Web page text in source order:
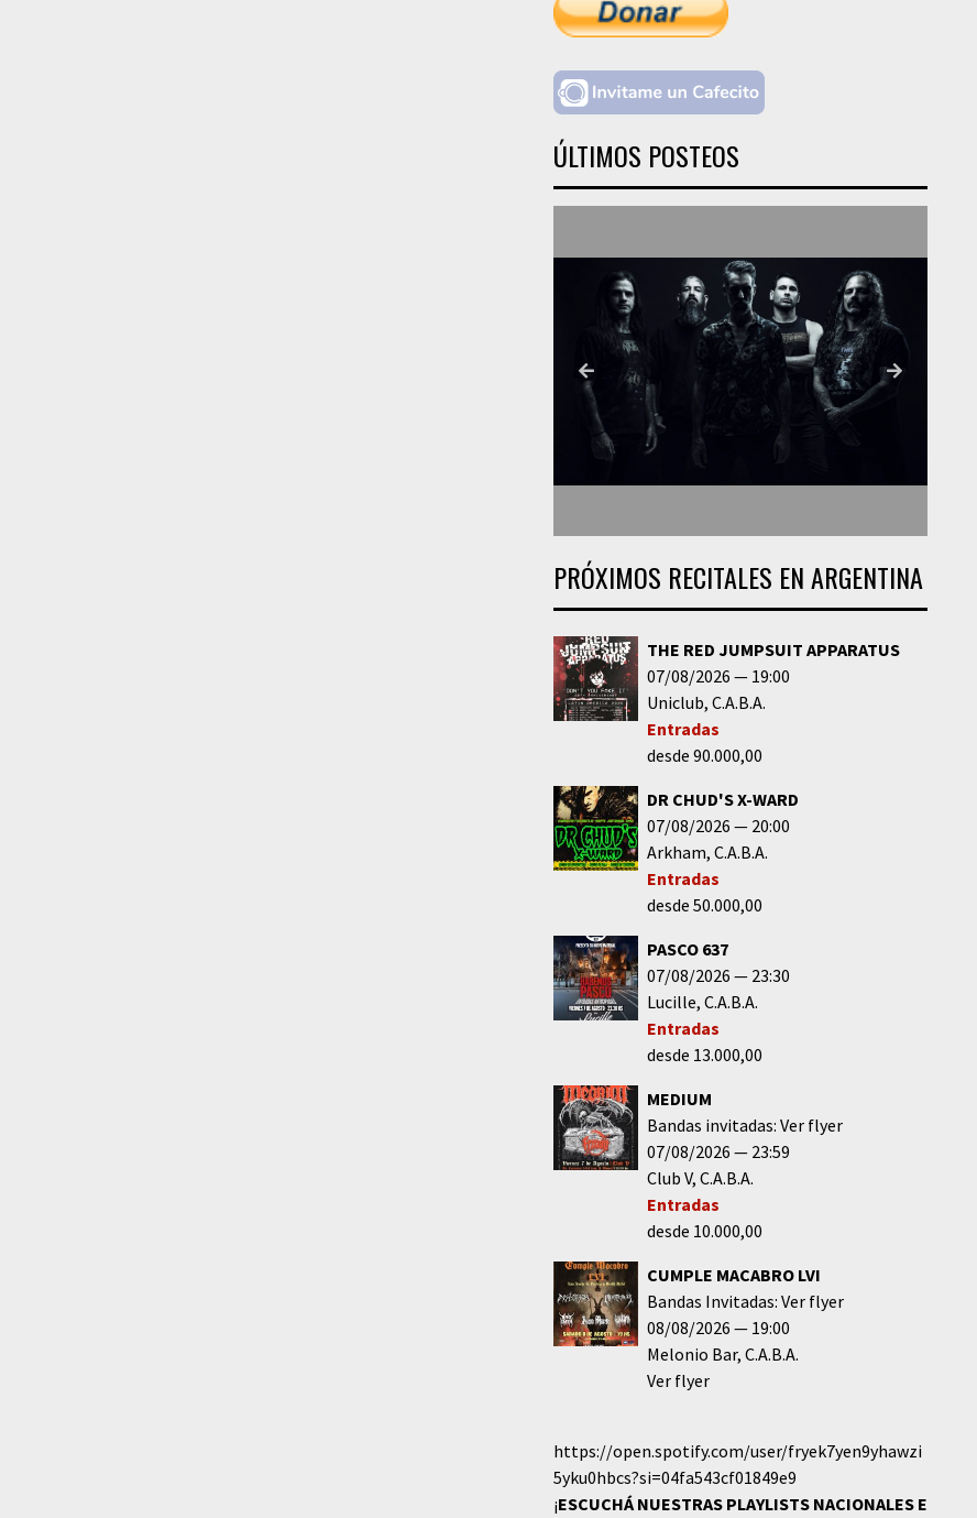
ÚLTIMOS POSTEOS
PRÓXIMOS RECITALES EN ARGENTINA
THE RED JUMPSUIT APPARATUS
07/08/2026
19:00
Uniclub C.A.B.A.
Entradas
desde 90.000,00
DR CHUD'S X-WARD
07/08/2026
20:00
Arkham C.A.B.A.
Entradas
desde 50.000,00
PASCO 637
07/08/2026
23:30
Lucille C.A.B.A.
Entradas
desde 13.000,00
MEDIUM
Bandas invitadas: Ver flyer
07/08/2026
23:59
Club V C.A.B.A.
Entradas
desde 10.000,00
CUMPLE MACABRO LVI
Bandas Invitadas: Ver flyer
08/08/2026
19:00
Melonio Bar C.A.B.A.
Ver flyer
https://open.spotify.com/user/fryek7yen9yhawzi
5yku0hbcs?si=04fa543cf01849e9
¡ESCUCHÁ NUESTRAS PLAYLISTS NACIONALES E